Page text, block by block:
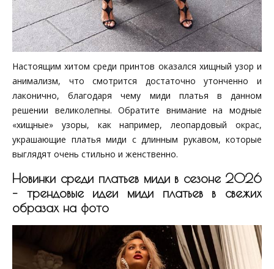
Настоящим хитом среди принтов оказался хищный узор и
анимализм, что смотрится достаточно утонченно и
лаконично, благодаря чему миди платья в данном
решении великолепны. Обратите внимание на модные
«хищные» узоры, как например, леопардовый окрас,
украшающие платья миди с длинным рукавом, которые
выглядят очень стильно и женственно.
Новинки среди платьев миди в сезоне 2026
– трендовые идеи миди платьев в свежих
образах на фото